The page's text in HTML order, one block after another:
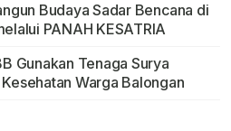
Budaya Sadar Bencana di
PANAH KESATRIA
Gunakan Tenaga Surya
Warga Balongan